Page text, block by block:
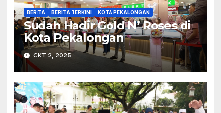
BERITA BERITA TERKINI KOTA PEKALONGAN
Sudah Hadir Gold N’ Roses di
Kota Pekalongan
OKT 2, 2025